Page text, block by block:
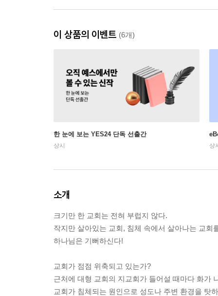
이 상품의 이벤트 (6개)
한 눈에 보는 YES24 단독 선출간
상시 상
소개
크기만 한 교회는 전혀 부럽지 않다.
작지만 살아있는 교회, 침체 속에서 살아나는 교회
하나님은 기뻐하신다!
교회가 점점 위축되고 있는가?
근처에 대형 교회의 지교회가 들어설 때마다 화가
교회가 침체되는 원인으로 성도나 주변 환경을 탓